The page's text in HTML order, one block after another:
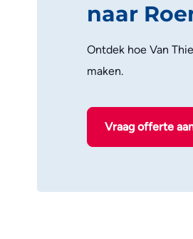
naar
Ontdek hoe Van
maken.
Vraag offerte